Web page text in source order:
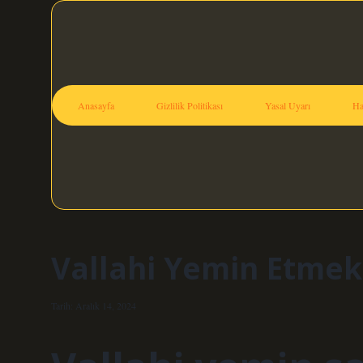
Anasayfa Gizlilik Politikası Yasal Uyarı
Vallahi Yemin
Tarih: Aralık 14, 2024